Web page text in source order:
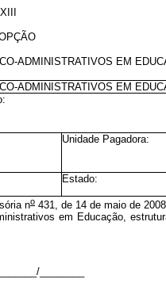
ADMINISTRATIVOS EM
ADMINISTRATIVOS EM
Unidade Pagadora:
Estado:
no 431, de 14 de maio de
em Educação,
________